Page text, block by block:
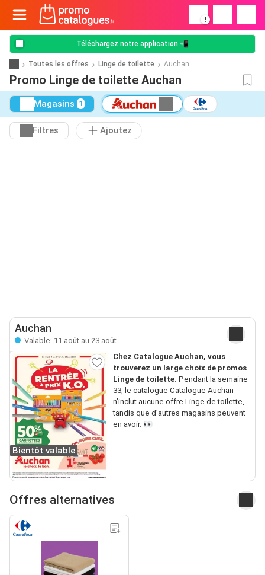
!
Téléchargez notre application 📲
Toutes les offres Linge de toilette Auchan
Promo Linge de toilette Auchan
Magasins 1
Filtres Ajoutez
Auchan
Valable: 11 août au 23 août
Bientôt valable
Chez Catalogue Auchan, vous
trouverez un large choix de promos
Linge de toilette. Pendant la semaine
33, le catalogue Catalogue Auchan
n’inclut aucune offre Linge de toilette,
tandis que d’autres magasins peuvent
en avoir. 👀
Offres alternatives